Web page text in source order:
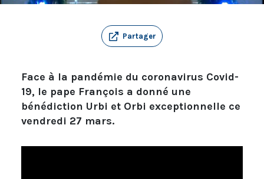
Partager
Face à la pandémie du coronavirus Covid-
19, le pape François a donné une
bénédiction Urbi et Orbi exceptionnelle ce
vendredi 27 mars.